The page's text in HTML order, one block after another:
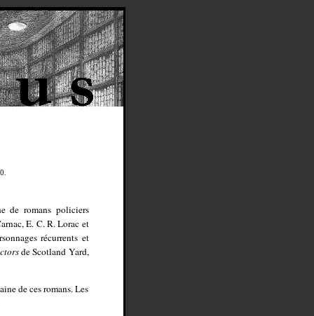
de romans policiers
E. C. R. Lorac et
récurrents et
de Scotland Yard,
de ces romans. Les